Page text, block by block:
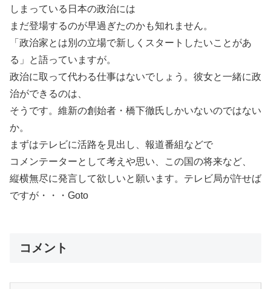
しまっている日本の政治には
まだ登場するのが早過ぎたのかも知れません。
「政治家とは別の立場で新しくスタートしたいことがあ
る」と語っていますが。
政治に取って代わる仕事はないでしょう。彼女と一緒に政
治ができるのは、
そうです。維新の創始者・橋下徹氏しかいないのではない
か。
まずはテレビに活路を見出し、報道番組などで
コメンテーターとして考えや思い、この国の将来など、
縦横無尽に発言して欲しいと願います。テレビ局が許せば
ですが・・・Goto
コメント